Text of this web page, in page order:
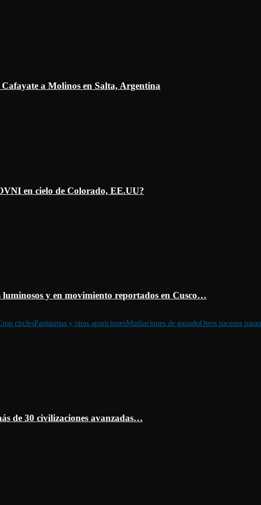
a Molinos en Salta, Argentina
en cielo de Colorado, EE.UU?
y en movimiento reportados en Cusco…
circlesFantasmas y otras aparicionesMutilaciones de ganadoOtros sucesos
de 30 civilizaciones avanzadas…